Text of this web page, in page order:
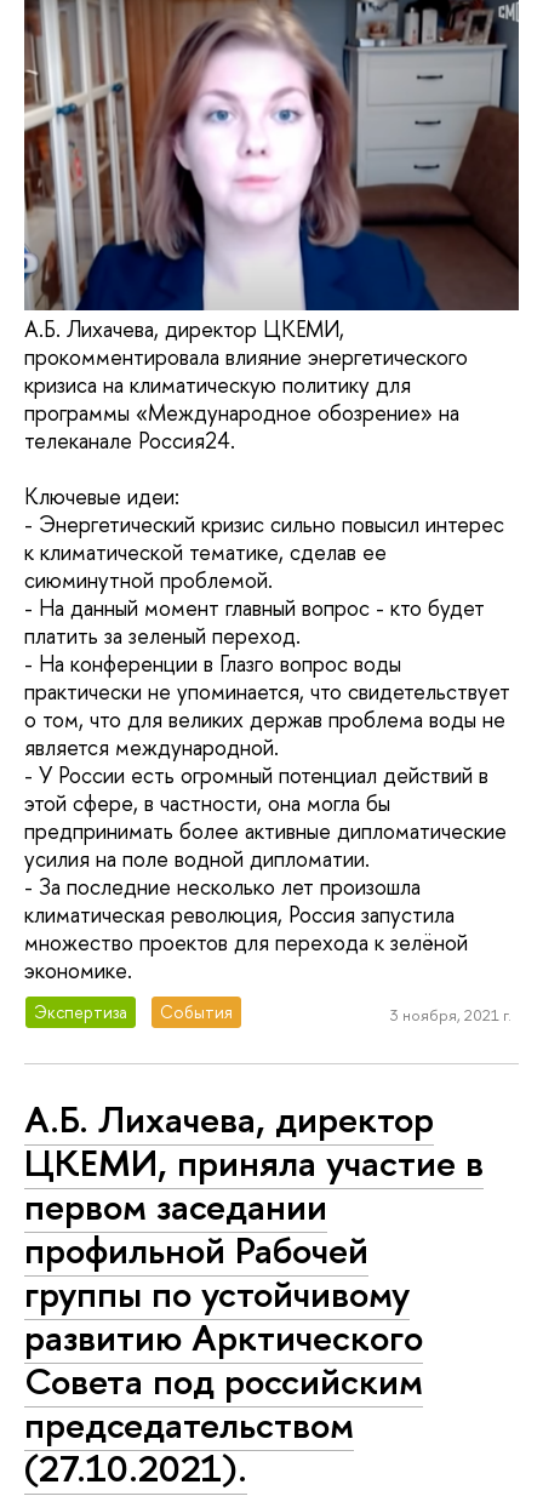
А.Б. Лихачева, директор ЦКЕМИ,
прокомментировала влияние энергетического
кризиса на климатическую политику для
программы «Международное обозрение» на
телеканале Россия24.
Ключевые идеи:
- Энергетический кризис сильно повысил интерес
к климатической тематике, сделав ее
сиюминутной проблемой.
- На данный момент главный вопрос - кто будет
платить за зеленый переход.
- На конференции в Глазго вопрос воды
практически не упоминается, что свидетельствует
о том, что для великих держав проблема воды не
является международной.
- У России есть огромный потенциал действий в
этой сфере, в частности, она могла бы
предпринимать более активные дипломатические
усилия на поле водной дипломатии.
- За последние несколько лет произошла
климатическая революция, Россия запустила
множество проектов для перехода к зелёной
экономике.
Экспертиза События 3 ноября, 2021 г.
А.Б. Лихачева, директор
ЦКЕМИ, приняла участие в
первом заседании
профильной Рабочей
группы по устойчивому
развитию Арктического
Совета под российским
председательством
(27.10.2021).